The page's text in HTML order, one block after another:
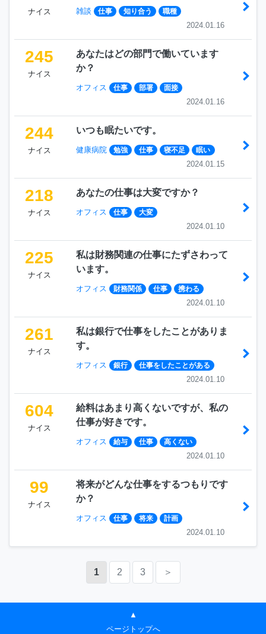
ナイス 雑談 仕事 知り合う 職種
2024.01.16
245
ナイス
あなたはどの部門で働いています
か？
オフィス 仕事 部署 面接
2024.01.16
244
ナイス
いつも眠たいです。
健康病院 勉強 仕事 寝不足 眠い
2024.01.15
218
ナイス
あなたの仕事は大変ですか？
オフィス 仕事 大変
2024.01.10
225
ナイス
私は財務関連の仕事にたずさわって
います。
オフィス 財務関係 仕事 携わる
2024.01.10
261
ナイス
私は銀行で仕事をしたことがありま
す。
オフィス 銀行 仕事をしたことがある
2024.01.10
604
ナイス
給料はあまり高くないですが、私の
仕事が好きです。
オフィス 給与 仕事 高くない
2024.01.10
99
ナイス
将来がどんな仕事をするつもりです
か？
オフィス 仕事 将来 計画
2024.01.10
1 2 3 ＞
▲
ページトップへ